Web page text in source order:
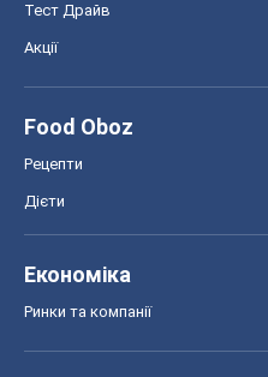
Тест Драйв
Акції
Food Oboz
Рецепти
Дієти
Економіка
Ринки та компанії